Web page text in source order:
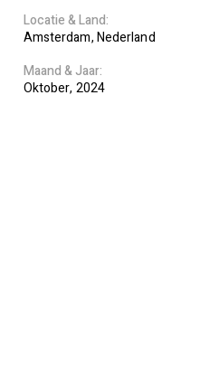
Locatie
Land
Amsterdam Nederland
Maand
Jaar
Oktober 2024